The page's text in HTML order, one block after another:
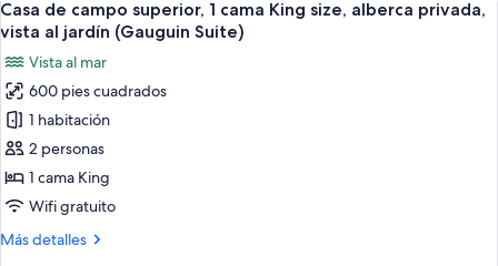
cama
King
frente
al
mar
todas
fotos
de
Casa
de
campo
superior,
cama
6
Casa de campo superior, 1 cama King size, alberca privada,
vista al jardín (Gauguin Suite)
Vista al mar
600 pies cuadrados
1 habitación
2 personas
1 cama King
Wifi gratuito
Más detalles
Más